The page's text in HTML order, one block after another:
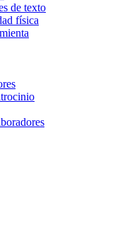
de texto
física